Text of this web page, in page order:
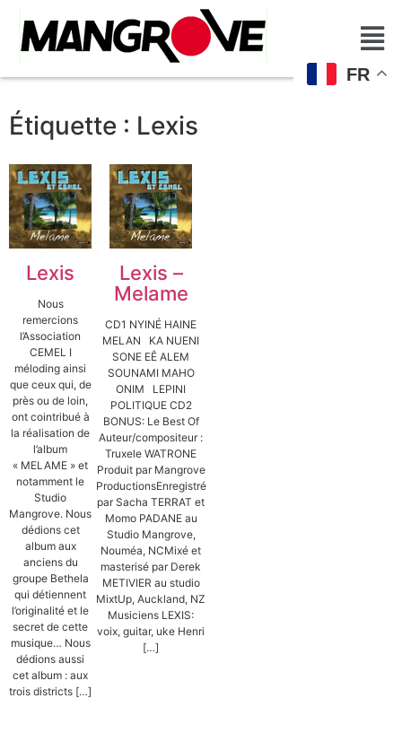
Étiquette : Lexis
Lexis
Nous
remercions
l’Association
CEMEL I
méloding ainsi
que ceux qui, de
près ou de loin,
ont cointribué à
la réalisation de
l’album
« MELAME » et
notamment le
Studio
Mangrove. Nous
dédions cet
album aux
anciens du
groupe Bethela
qui détiennent
l’originalité et le
secret de cette
musique… Nous
dédions aussi
cet album : aux
trois districts […]
Lexis –
Melame
CD1 NYINÉ HAINE
MELAN KA NUENI
SONE EÊ ALEM
SOUNAMI MAHO
ONIM LEPINI
POLITIQUE CD2
BONUS: Le Best Of
Auteur/compositeur :
Truxele WATRONE
Produit par Mangrove
ProductionsEnregistré
par Sacha TERRAT et
Momo PADANE au
Studio Mangrove,
Nouméa, NCMixé et
masterisé par Derek
METIVIER au studio
MixtUp, Auckland, NZ
Musiciens LEXIS:
voix, guitar, uke Henri
[…]
FR